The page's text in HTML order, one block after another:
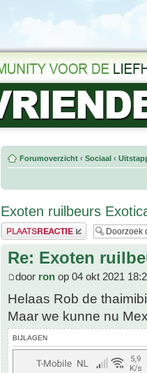
Forumoverzicht ‹ Sociaal ‹
Exoten ruilbeurs
Plaats een reactie
Re: Exoten
door ron op 04 okt 2021
Helaas Rob de
Maar we kunne nu
BIJLAGEN